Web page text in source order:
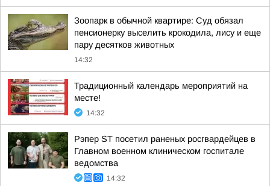
Зоопарк в обычной квартире: Суд обязал
пенсионерку выселить крокодила, лису и еще
пару десятков животных
14:32
Традиционный календарь мероприятий на
месте!
14:32
Рэпер ST посетил раненых росгвардейцев в
Главном военном клиническом госпитале
ведомства
14:32